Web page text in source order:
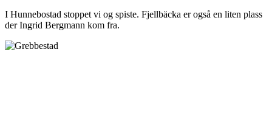
I Hunnebostad stoppet vi og spiste. Fjellbäcka er også en liten plass
der Ingrid Bergmann kom fra.